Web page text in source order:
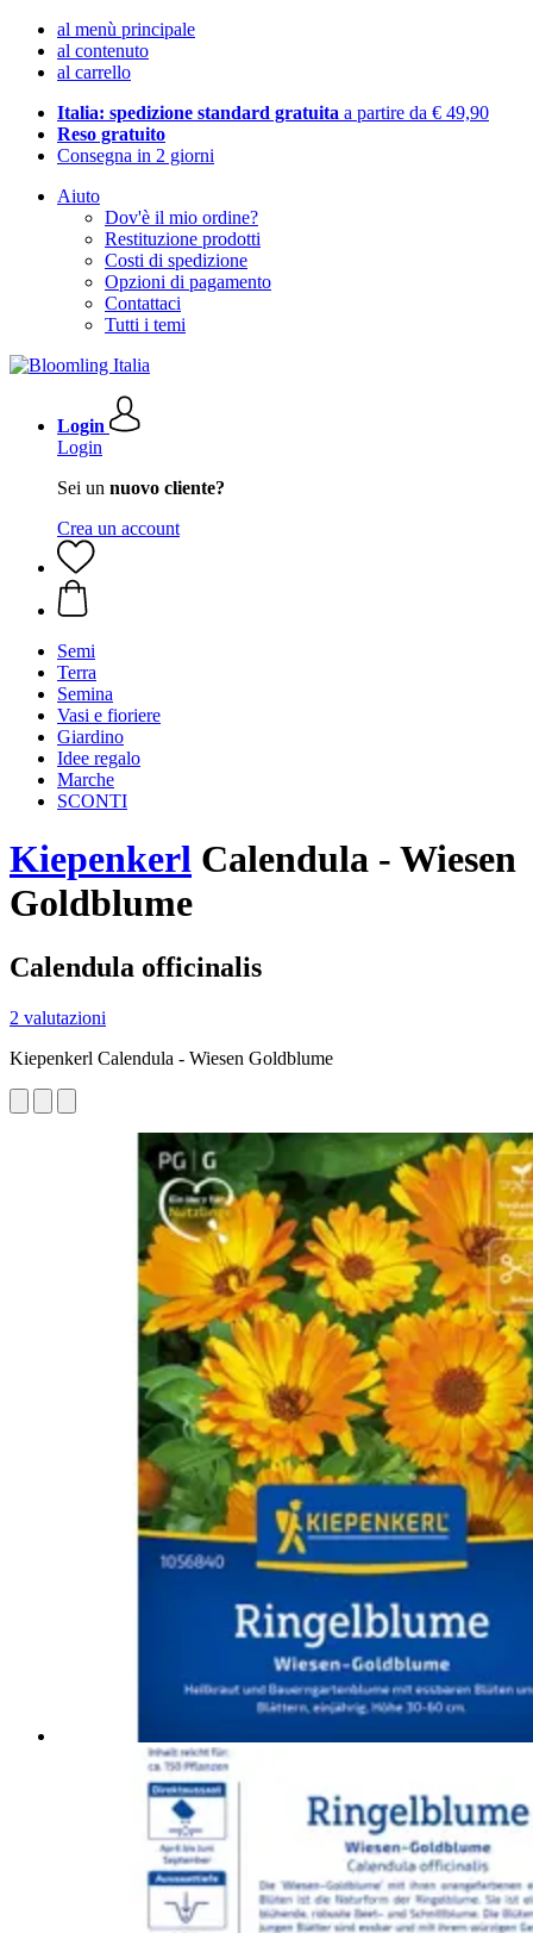
al menù principale
al contenuto
al carrello
Italia: spedizione standard gratuita a partire da € 49,90
Reso gratuito
Consegna in 2 giorni
Aiuto
Dov'è il mio ordine?
Restituzione prodotti
Costi di spedizione
Opzioni di pagamento
Contattaci
Tutti i temi
Login
Login
Sei un nuovo cliente?
Crea un account
Semi
Terra
Semina
Vasi e fioriere
Giardino
Idee regalo
Marche
SCONTI
Kiepenkerl Calendula - Wiesen
Goldblume
Calendula officinalis
2 valutazioni
Kiepenkerl Calendula - Wiesen Goldblume